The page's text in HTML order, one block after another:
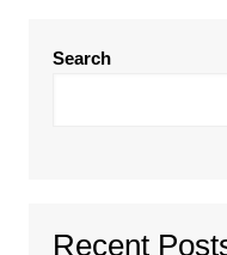
Search
Recent